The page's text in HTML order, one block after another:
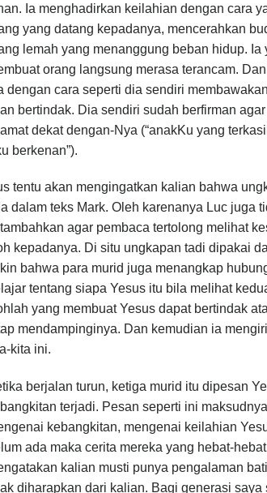
Ia menghadirkan keilahian dengan cara
yang datang kepadanya, mencerahkan
lemah yang menanggung beban hidup.
orang langsung merasa terancam.
dengan cara seperti dia sendiri
bertindak. Dia sendiri sudah berfirman
dekat dengan-Nya (“anakKu yang
berkenan”).
tentu akan mengingatkan kalian bahwa
dalam teks Mark. Oleh karenanya Luc juga
agar pembaca tertolong melihat
kepadanya. Di situ ungkapan tadi dipakai
bahwa para murid juga menangkap
tentang siapa Yesus itu bila melihat
yang membuat Yesus dapat bertindak
mendampinginya. Dan kemudian ia
kita ini.
berjalan turun, ketiga murid itu dipesan
terjadi. Pesan seperti ini
kebangkitan, mengenai keilahian
ada maka cerita mereka yang hebat-
kalian musti punya pengalaman
diharapkan dari kalian. Bagi generasi